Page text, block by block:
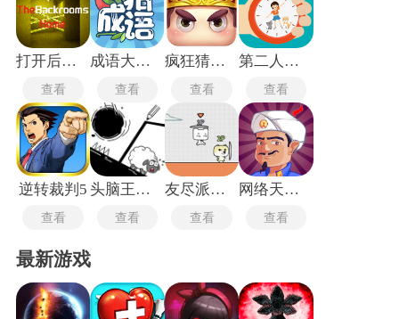
时获得对应分数，错误时展示正确答案及解析，附带的知识卡
片有助于加深理解。部分休闲益智问答手游具有多人模式，支
持实时对战或异步比拼，匹配机制依据过往胜率与正确率均衡
对手，好友间可创建私人房间设定专属规则。
打开后室归宿
查看
成语大赢家
查看
疯狂猜成语3正式版
查看
第二人生旧版本
查看
逆转裁判5
查看
头脑王者大作战最新版
查看
友尽派对双人版
查看
网络天才中文版
查看
最新游戏